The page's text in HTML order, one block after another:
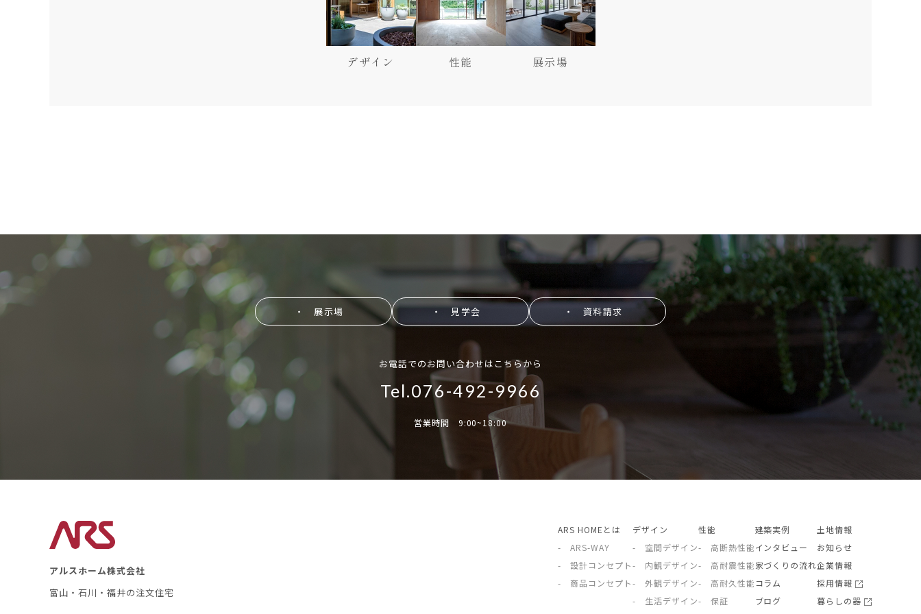
デザイン 性能 展示場
・ 展示場 ・ 見学会 ・ 資料請求
お電話でのお問い合わせはこちらから
Tel.076-492-9966
営業時間 9:00~18:00
アルスホーム株式会社
富山・石川・福井の注文住宅
ARS HOMEとは
- ARS-WAY
- 設計コンセプト
- 商品コンセプト
デザイン
- 空間デザイン
- 内観デザイン
- 外観デザイン
- 生活デザイン
性能
- 高断熱性能
- 高耐震性能
- 高耐久性能
- 保証
建築実例
インタビュー
家づくりの流れ
コラム
ブログ
土地情報
お知らせ
企業情報
採用情報
暮らしの器